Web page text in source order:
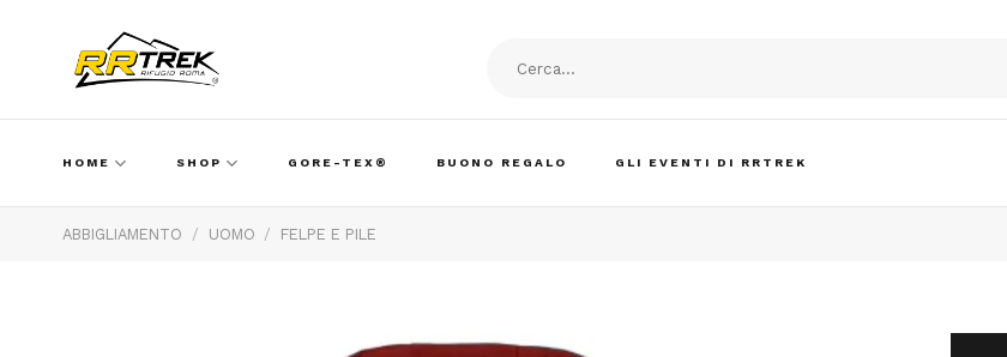
HOME SHOP GORE-TEX® BUONO REGALO GLI EVENTI DI RRTREK
ABBIGLIAMENTO / UOMO / FELPE E PILE